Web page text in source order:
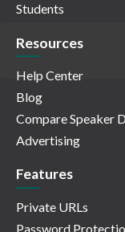
Students
Resources
Help Center
Blog
Compare Speaker
Advertising
Features
Private URLs
Password